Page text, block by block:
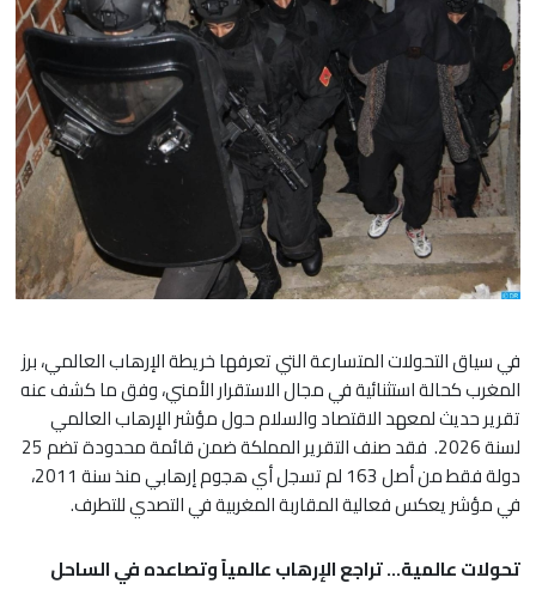
في سياق التحولات المتسارعة التي تعرفها خريطة الإرهاب العالمي، برز
المغرب كحالة استثنائية في مجال الاستقرار الأمني، وفق ما كشف عنه
تقرير حديث لمعهد الاقتصاد والسلام حول مؤشر الإرهاب العالمي
لسنة 2026. فقد صنف التقرير المملكة ضمن قائمة محدودة تضم 25
دولة فقط من أصل 163 لم تسجل أي هجوم إرهابي منذ سنة 2011،
في مؤشر يعكس فعالية المقاربة المغربية في التصدي للتطرف.
تحولات عالمية… تراجع الإرهاب عالمياً وتصاعده في الساحل